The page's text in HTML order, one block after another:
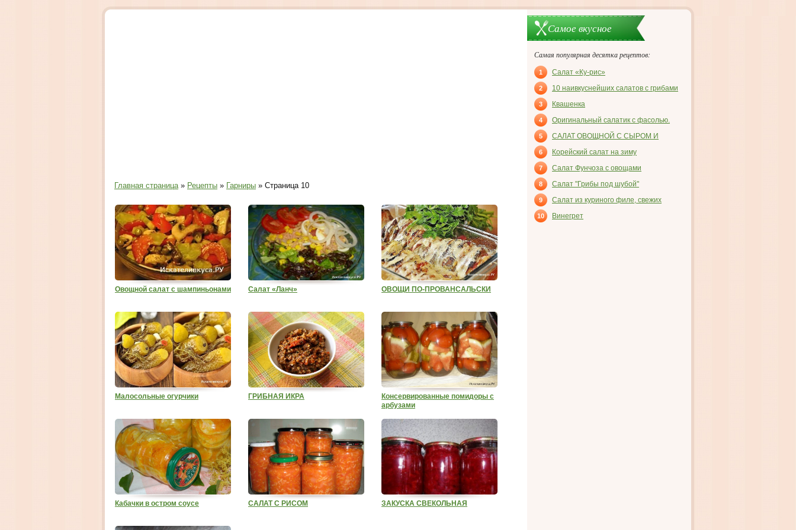
Главная страница» Рецепты » Гарниры » Страница 10
Овощной салат с шампиньонами Салат «Ланч» ОВОЩИ ПО-ПРОВАНСАЛЬСКИ
Малосольные огурчики ГРИБНАЯ ИКРА
Консервированные помидоры с
арбузами
Кабачки в остром соусе САЛАТ С РИСОМ ЗАКУСКА СВЕКОЛЬНАЯ
Самое вкусное
Самая популярная десятка рецептов:
1 Салат «Ку-рис»
2 10 наивкуснейших салатов с грибами
3 Квашенка
4 Оригинальный салатик с фасолью.
5
САЛАТ ОВОЩНОЙ С СЫРОМ И
ВЕТЧИНОЙ
6 Корейский салат на зиму
7 Салат Фунчоза с овощами
8 Салат "Грибы под шубой"
9
Салат из куриного филе, свежих
огурцов и консервированных
10 Винегрет